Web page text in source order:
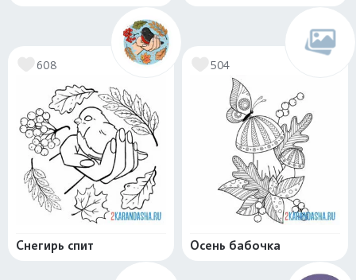
608
Снегирь спит
504
Осень бабочка